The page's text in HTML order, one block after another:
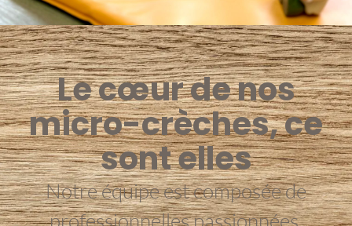
Le cœur de nos
micro-crèches, ce
sont elles
Notre équipe est composée de
professionnelles passionnées,